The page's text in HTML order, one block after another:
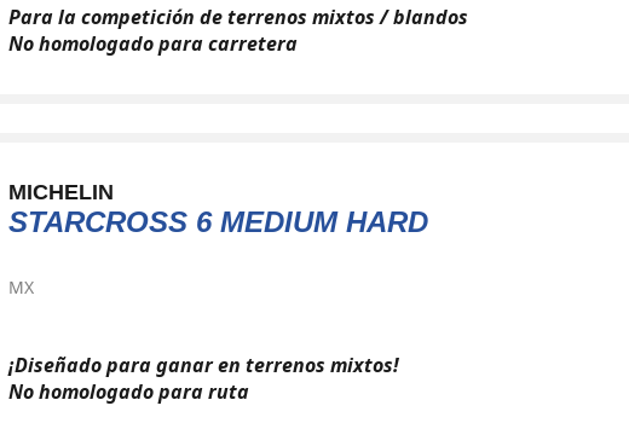
Para la competición de terrenos mixtos / blandos
No homologado para carretera
MICHELIN
STARCROSS 6 MEDIUM HARD
MX
¡Diseñado para ganar en terrenos mixtos!
No homologado para ruta